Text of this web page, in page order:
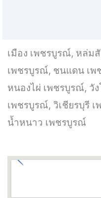
เมือง เพชรบูรณ์, หล่ม
เพชรบูรณ์, ชนแดน เพ
หนองไผ่ เพชรบูรณ์, วั
เพชรบูรณ์, วิเชียรบุรี
น้ำหนาว เพชรบูรณ์